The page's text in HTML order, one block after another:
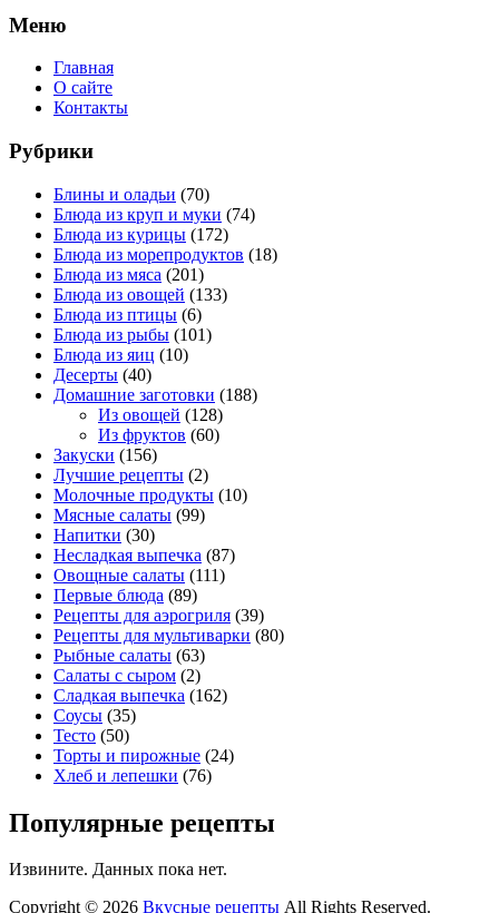
Меню
Главная
О сайте
Контакты
Рубрики
Блины и оладьи (70)
Блюда из круп и муки (74)
Блюда из курицы (172)
Блюда из морепродуктов (18)
Блюда из мяса (201)
Блюда из овощей (133)
Блюда из птицы (6)
Блюда из рыбы (101)
Блюда из яиц (10)
Десерты (40)
Домашние заготовки (188)
Из овощей (128)
Из фруктов (60)
Закуски (156)
Лучшие рецепты (2)
Молочные продукты (10)
Мясные салаты (99)
Напитки (30)
Несладкая выпечка (87)
Овощные салаты (111)
Первые блюда (89)
Рецепты для аэрогриля (39)
Рецепты для мультиварки (80)
Рыбные салаты (63)
Салаты с сыром (2)
Сладкая выпечка (162)
Соусы (35)
Тесто (50)
Торты и пирожные (24)
Хлеб и лепешки (76)
Популярные рецепты
Извините. Данных пока нет.
Copyright © 2026 Вкусные рецепты All Rights Reserved.